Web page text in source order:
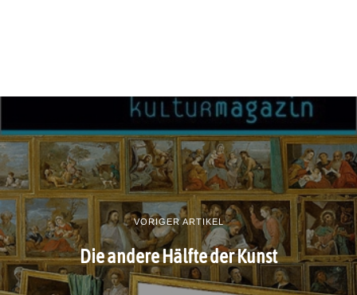
VORIGER ARTIKEL
Die andere Hälfte der Kunst